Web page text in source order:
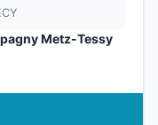
Metz-Tessy